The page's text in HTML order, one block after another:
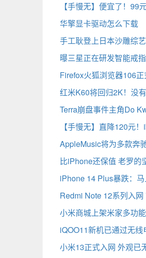
【手慢无】便宜了！99
华擎显卡驱动怎么下载
手工耿登上日本沙雕综
曝三星正在研发智能戒
Firefox火狐浏览器106
红米K60将回归2K！没
Terra崩盘事件主角Do
【手慢无】直降120元
AppleMusic将为多款奔
比iPhone还保值 老罗的
iPhone 14 Plus暴跌：
Redmi Note 12系列入
小米商城上架米家多功
iQOO11新机已通过无
小米13正式入网 外观已